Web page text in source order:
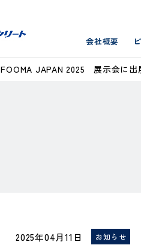
会社概要
FOOMA JAPAN 2025 展示会に出
2025年04月11日 お知らせ